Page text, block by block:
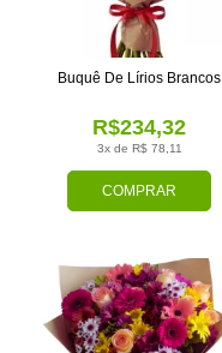
COMPRAR
3x de R$ 78,11
R$234,32
Buquê De Lírios Brancos